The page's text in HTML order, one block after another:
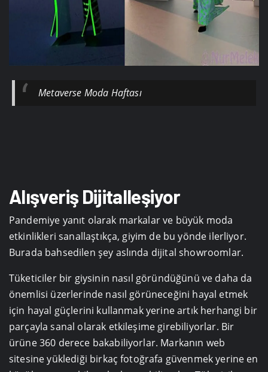
Metaverse Moda Haftası
Alışveriş Dijitalleşiyor
Pandemiye yanıt olarak markalar ve büyük moda
etkinlikleri sanallaştıkça, giyim de bu yönde ilerliyor.
Burada bahsedilen şey aslında dijital showroomlar.
Tüketiciler bir giysinin nasıl göründüğünü ve daha da
önemlisi üzerlerinde nasıl görüneceğini hayal etmek
için hayal güçlerini kullanmak yerine artık herhangi bir
parçayla sanal olarak etkileşime girebiliyorlar. Bir
ürüne 360 derece bakabiliyorlar. Markanın web
sitesine yüklediği birkaç fotoğrafa güvenmek yerine en